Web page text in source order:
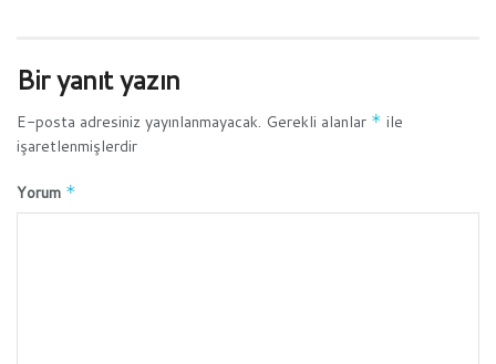
Bir yanıt yazın
E-posta adresiniz yayınlanmayacak. Gerekli alanlar * ile
işaretlenmişlerdir
Yorum *